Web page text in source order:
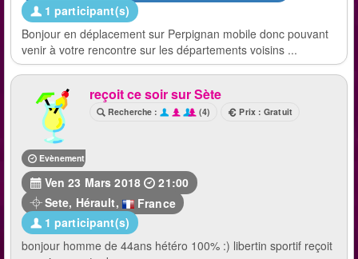
1 participant(s)
Bonjour en déplacement sur Perpignan mobile donc pouvant
venir à votre rencontre sur les départements voisins ...
Evènement terminé
reçoit ce soir sur Sète
Recherche : (4) Prix : Gratuit
Ven 23 Mars 2018
21:00
Sete, Hérault,
France
1 participant(s)
bonjour homme de 44ans hétéro 100% :) libertin sportif reçoit